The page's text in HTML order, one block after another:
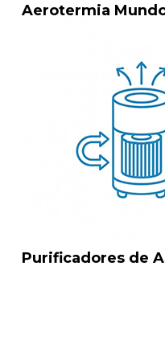
Aerotermia
Purificadores de